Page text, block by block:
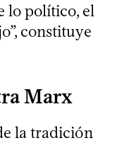
lo político, el
constituye
Marx
la tradición